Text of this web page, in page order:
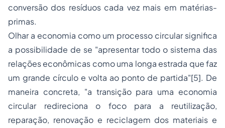
conversão dos resíduos cada vez mais em matérias-
primas.
Olhar a economia como um processo circular significa
a possibilidade de se "apresentar todo o sistema das
relações econômicas como uma longa estrada que faz
um grande círculo e volta ao ponto de partida"[5]. De
maneira concreta, "a transição para uma economia
circular redireciona o foco para a reutilização,
reparação, renovação e reciclagem dos materiais e